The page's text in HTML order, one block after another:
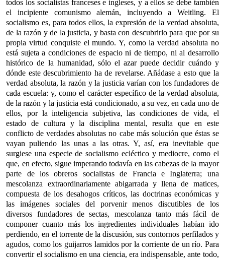
todos los socialistas franceses e ingleses, y a ellos se debe también
el incipiente comunismo alemán, incluyendo a Weitling. El
socialismo es, para todos ellos, la expresión de la verdad absoluta,
de la razón y de la justicia, y basta con descubrirlo para que por su
propia virtud conquiste el mundo. Y, como la verdad absoluta no
está sujeta a condiciones de espacio ni de tiempo, ni al desarrollo
histórico de la humanidad, sólo el azar puede decidir cuándo y
dónde este descubrimiento ha de revelarse. Añádase a esto que la
verdad absoluta, la razón y la justicia varían con los fundadores de
cada escuela: y, como el carácter específico de la verdad absoluta,
de la razón y la justicia está condicionado, a su vez, en cada uno de
ellos, por la inteligencia subjetiva, las condiciones de vida, el
estado de cultura y la disciplina mental, resulta que en este
conflicto de verdades absolutas no cabe más solución que éstas se
vayan puliendo las unas a las otras. Y, así, era inevitable que
surgiese una especie de socialismo ecléctico y mediocre, como el
que, en efecto, sigue imperando todavía en las cabezas de la mayor
parte de los obreros socialistas de Francia e Inglaterra; una
mescolanza extraordinariamente abigarrada y llena de matices,
compuesta de los desahogos críticos, las doctrinas económicas y
las imágenes sociales del porvenir menos discutibles de los
diversos fundadores de sectas, mescolanza tanto más fácil de
componer cuanto más los ingredientes individuales habían ido
perdiendo, en el torrente de la discusión, sus contornos perfilados y
agudos, como los guijarros lamidos por la corriente de un río. Para
convertir el socialismo en una ciencia, era indispensable, ante todo,